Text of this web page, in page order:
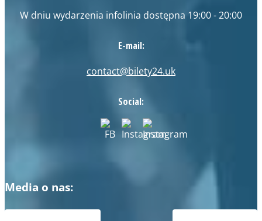
W dniu wydarzenia infolinia dostępna 19:00 - 20:00
E-mail:
contact@bilety24.uk
Social:
Media o nas: